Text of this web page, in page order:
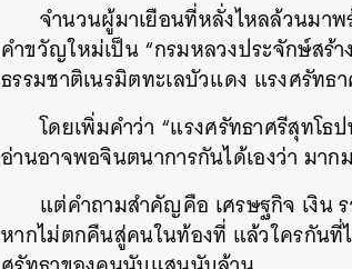
จำนวนผู้มาเยือนที่หลั่งไหลล้วนมา
คำขวัญใหม่เป็น“กรมหลวงประจักษ์สร้
ธรรมชาติเนรมิตทะเลบัวแดง แรงศรัทธ
โดยเพิ่มคำว่า “แรงศรัทธาศรีสุทโธ
อ่านอาจพอจินตนาการกันได้เองว่า มา
แต่คำถามสำคัญคือ เศรษฐกิจ เงิน
หากไม่ตกคืนสู่คนในท้องที่ แล้วใครกันที่